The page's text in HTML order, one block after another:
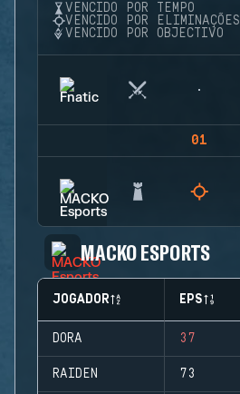
VENCIDO POR TEMPO
VENCIDO POR ELIMINAÇÕES
VENCIDO POR OBJECTIVO
01
MACKO ESPORTS
JOGADOR EPS
DORA 37
RAIDEN 73